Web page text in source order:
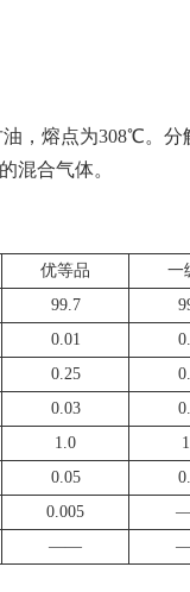
，熔点为308℃。
混合气体。
优等品 一
99.7
0.01
0.25
0.03
1.0
0.05
0.005
——